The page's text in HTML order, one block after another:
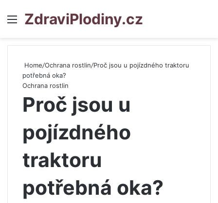
Menu
ZdraviPlodiny.cz
Home/Ochrana rostlin/Proč jsou u pojízdného traktoru
potřebná oka?
Ochrana rostlin
Proč jsou u
pojízdného
traktoru
potřebná oka?